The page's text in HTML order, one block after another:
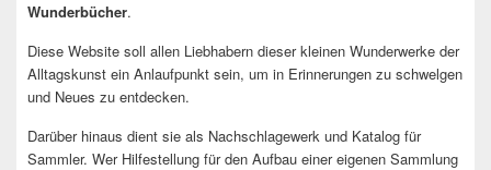
Wunderbücher.
Diese Website soll allen Liebhabern dieser kleinen Wunderwerke der
Alltagskunst ein Anlaufpunkt sein, um in Erinnerungen zu schwelgen
und Neues zu entdecken.
Darüber hinaus dient sie als Nachschlagewerk und Katalog für
Sammler. Wer Hilfestellung für den Aufbau einer eigenen Sammlung